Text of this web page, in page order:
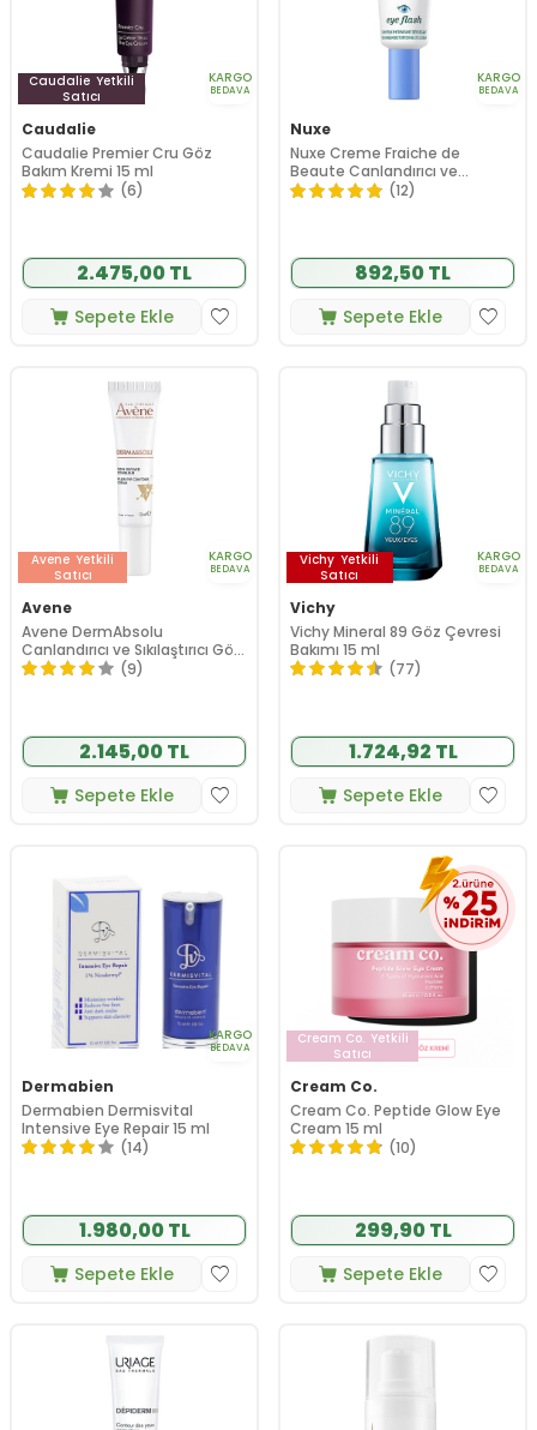
Caudalie Yetkili
Satıcı
KARGO
BEDAVA
Caudalie
Caudalie Premier Cru Göz
Bakım Kremi 15 ml
(6)
2.475,00 TL
Sepete Ekle
KARGO
BEDAVA
Nuxe
Nuxe Creme Fraiche de
Beaute Canlandırıcı ve
Nemlendirici Göz Çevresi
(12)
892,50 TL
Sepete Ekle
Avene Yetkili
Satıcı
KARGO
BEDAVA
Avene
Avene DermAbsolu
Canlandırıcı ve Sıkılaştırıcı Göz
Bakım Kremi 15 ml
(9)
2.145,00 TL
Sepete Ekle
Vichy Yetkili
Satıcı
KARGO
BEDAVA
Vichy
Vichy Mineral 89 Göz Çevresi
Bakımı 15 ml
(77)
1.724,92 TL
Sepete Ekle
KARGO
BEDAVA
Dermabien
Dermabien Dermisvital
Intensive Eye Repair 15 ml
(14)
1.980,00 TL
Sepete Ekle
Cream Co. Yetkili
Satıcı
Cream Co.
Cream Co. Peptide Glow Eye
Cream 15 ml
(10)
299,90 TL
Sepete Ekle